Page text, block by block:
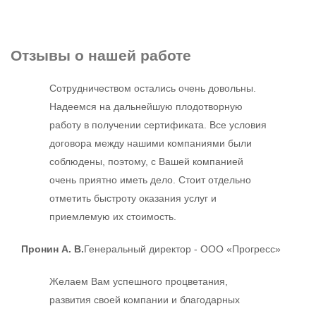
Отзывы о нашей работе
Сотрудничеством остались очень довольны.
Надеемся на дальнейшую плодотворную
работу в получении сертификата. Все условия
договора между нашими компаниями были
соблюдены, поэтому, с Вашей компанией
очень приятно иметь дело. Стоит отдельно
отметить быстроту оказания услуг и
приемлемую их стоимость.
Пронин А. В.Генеральный директор - ООО «Прогресс»
Желаем Вам успешного процветания,
развития своей компании и благодарных